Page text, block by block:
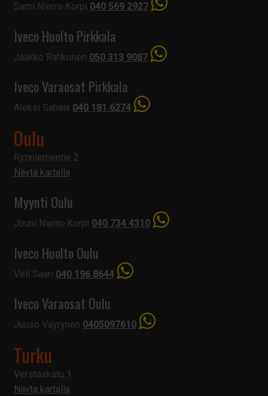
Sami Niemi-Korpi 040 569 2927
Iveco Huolto Pirkkala
Jaakko Rahkonen 050 313 9087
Iveco Varaosat Pirkkala
Aleksi Sahala 040 181 6274
Oulu
Rytiniementie 2
Näytä kartalla
Myynti Oulu
Jouni Niemi-Korpi 040 734 4310
Iveco Huolto Oulu
Veli Saari 040 196 8644
Iveco Varaosat Oulu
Juuso Väyrynen 0405097610
Turku
Verstaskatu 1
Näytä kartalla